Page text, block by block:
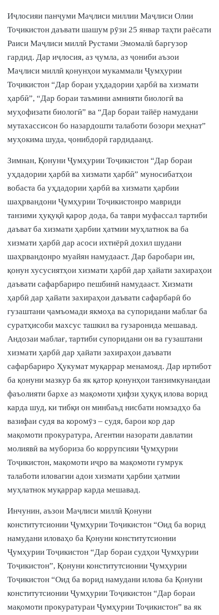
Иҷлосияи панҷуми Маҷлиси миллии Маҷлиси Олии
Тоҷикистон даъвати шашум рӯзи 25 январ таҳти раёсати
Раиси Маҷлиси миллӣ Рустами Эмомалӣ баргузор
гардид. Дар иҷлосия, аз ҷумла, аз ҷониби аъзои
Маҷлиси миллӣ қонунҳои мукаммали Ҷумҳурии
Тоҷикистон “Дар бораи уҳдадории ҳарбӣ ва хизмати
ҳарбӣ”, “Дар бораи таъмини амнияти биологӣ ва
муҳофизати биологӣ” ва “Дар бораи тайёр намудани
мутахассисон бо назардошти талаботи бозори меҳнат”
муҳокима шуда, ҷонибдорӣ гардидаанд.
Зимнан, Қонуни Ҷумҳурии Тоҷикистон “Дар бораи
уҳдадории ҳарбӣ ва хизмати ҳарбӣ” муносибатҳои
вобаста ба уҳдадории ҳарбӣ ва хизмати ҳарбии
шаҳрвандони Ҷумҳурии Тоҷикистонро мавриди
танзими ҳуқуқӣ қарор дода, ба таври муфассал тартиби
даъват ба хизмати ҳарбии ҳатмии муҳлатнок ва ба
хизмати ҳарбӣ дар асоси ихтиёрӣ дохил шудани
шаҳрвандонро муайян намудааст. Дар баробари ин,
қонун хусусиятҳои хизмати ҳарбӣ дар ҳайати захираҳои
даъвати сафарбариро пешбинӣ намудааст. Хизмати
ҳарбӣ дар ҳайати захираҳои даъвати сафарбарӣ бо
гузаштани ҷамъомади якмоҳа ва супоридани маблағ ба
суратҳисоби махсус ташкил ва гузаронида мешавад.
Андозаи маблағ, тартиби супоридани он ва гузаштани
хизмати ҳарбӣ дар ҳайати захираҳои даъвати
сафарбариро Ҳукумат муқаррар менамояд. Дар иртибот
ба қонуни мазкур ба як қатор қонунҳои танзимкунандаи
фаъолияти бархе аз мақомоти ҳифзи ҳуқуқ илова ворид
карда шуд, ки тибқи он минбаъд нисбати номзадҳо ба
вазифаи судя ва коромӯз – судя, барои кор дар
мақомоти прокуратура, Агентии назорати давлатии
молиявӣ ва мубориза бо коррупсияи Ҷумҳурии
Тоҷикистон, мақомоти иҷро ва мақомоти гумрук
талаботи иловагии адои хизмати ҳарбии ҳатмии
муҳлатнок муқаррар карда мешавад.
Инчунин, аъзои Маҷлиси миллӣ Қонуни
конститутсионии Ҷумҳурии Тоҷикистон “Оид ба ворид
намудани иловаҳо ба Қонуни конститутсионии
Ҷумҳурии Тоҷикистон “Дар бораи судҳои Ҷумҳурии
Тоҷикистон”, Қонуни конститутсионии Ҷумҳурии
Тоҷикистон “Оид ба ворид намудани илова ба Қонуни
конститутсионии Ҷумҳурии Тоҷикистон “Дар бораи
мақомоти прокуратураи Ҷумҳурии Тоҷикистон” ва як